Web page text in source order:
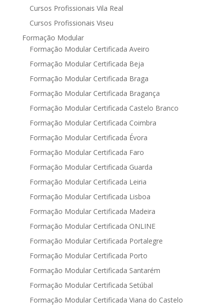
Cursos Profissionais Vila Real
Cursos Profissionais Viseu
Formação Modular
Formação Modular Certificada Aveiro
Formação Modular Certificada Beja
Formação Modular Certificada Braga
Formação Modular Certificada Bragança
Formação Modular Certificada Castelo Branco
Formação Modular Certificada Coimbra
Formação Modular Certificada Évora
Formação Modular Certificada Faro
Formação Modular Certificada Guarda
Formação Modular Certificada Leiria
Formação Modular Certificada Lisboa
Formação Modular Certificada Madeira
Formação Modular Certificada ONLINE
Formação Modular Certificada Portalegre
Formação Modular Certificada Porto
Formação Modular Certificada Santarém
Formação Modular Certificada Setúbal
Formação Modular Certificada Viana do Castelo